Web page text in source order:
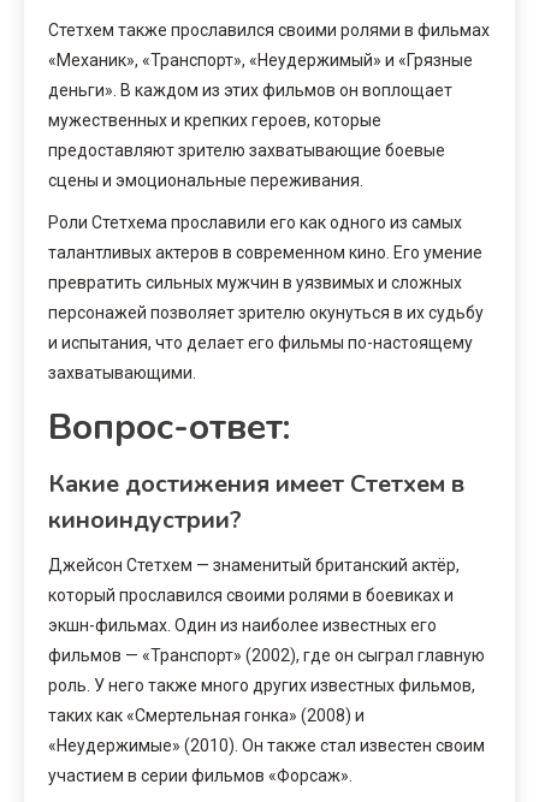
Стетхем также прославился своими ролями в фильмах
«Механик», «Транспорт», «Неудержимый» и «Грязные
деньги». В каждом из этих фильмов он воплощает
мужественных и крепких героев, которые
предоставляют зрителю захватывающие боевые
сцены и эмоциональные переживания.
Роли Стетхема прославили его как одного из самых
талантливых актеров в современном кино. Его умение
превратить сильных мужчин в уязвимых и сложных
персонажей позволяет зрителю окунуться в их судьбу
и испытания, что делает его фильмы по-настоящему
захватывающими.
Вопрос-ответ:
Какие достижения имеет Стетхем в
киноиндустрии?
Джейсон Стетхем — знаменитый британский актёр,
который прославился своими ролями в боевиках и
экшн-фильмах. Один из наиболее известных его
фильмов — «Транспорт» (2002), где он сыграл главную
роль. У него также много других известных фильмов,
таких как «Смертельная гонка» (2008) и
«Неудержимые» (2010). Он также стал известен своим
участием в серии фильмов «Форсаж».